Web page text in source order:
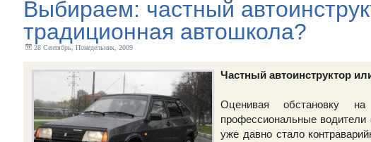
Выбираем: частный
традиционная автошкола?
28 Сентябрь, Понедельник, 2009
Частный автоинструктор
Оценивая обстановку
профессиональные
уже давно стало